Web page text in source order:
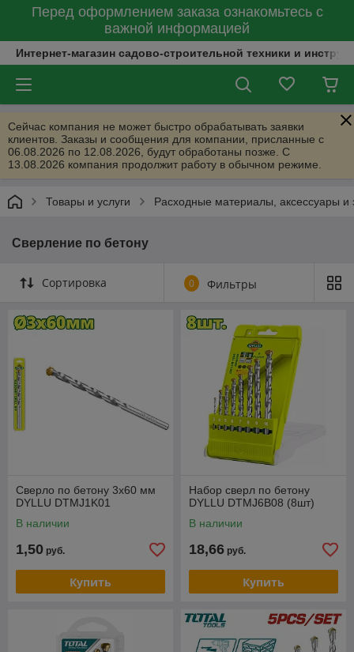
Перед оформлением заказа ознакомьтесь с
важной информацией
Интернет-магазин садово-строительной техники и
Сейчас компания не может быстро обрабатывать заявки
клиентов. Заказы и сообщения для компании, присланные с
06.08.2026 по 12.08.2026, будут обработаны позже. С
13.08.2026 компания продолжит работу в обычном режиме.
Товары и услуги Расходные материалы, аксессуары и
Сверление по бетону
Сортировка 0 Фильтры
Сверло по бетону 3х60 мм
DYLLU DTMJ1K01
В наличии
1,50 руб.
Купить
Набор сверл по бетону
DYLLU DTMJ6B08 (8шт)
В наличии
18,66 руб.
Купить